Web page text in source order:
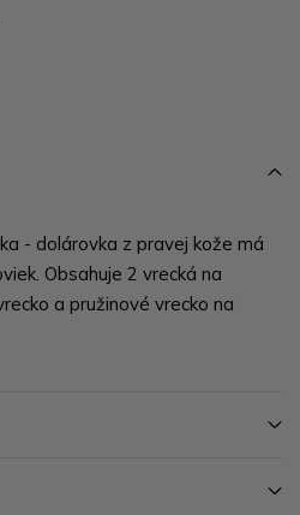
- dolárovka z pravej kože má
Obsahuje 2 vrecká na
a pružinové vrecko na